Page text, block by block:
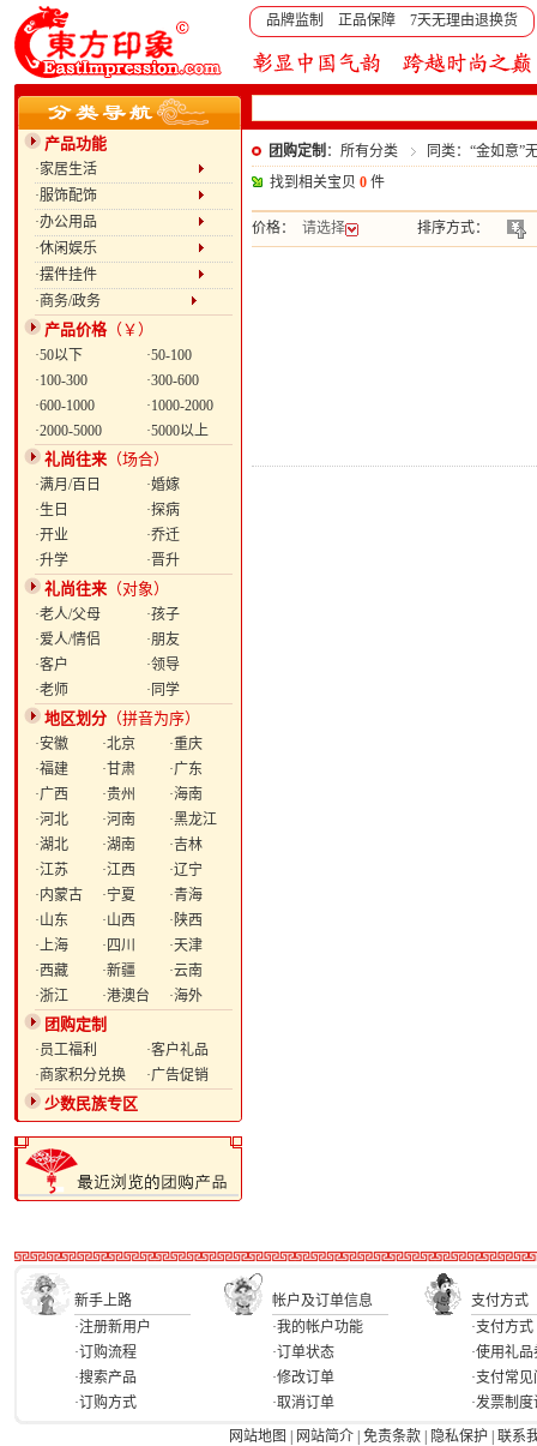
品牌监制 正品保障 7天无理由退换货
产品功能
·家居生活
·服饰配饰
·办公用品
·休闲娱乐
·摆件挂件
·商务/政务
产品价格（￥）
·50以下
·50-100
·100-300
·300-600
·600-1000
·1000-2000
·2000-5000
·5000以上
礼尚往来 （场合）
·满月/百日
·婚嫁
·生日
·探病
·开业
·乔迁
·升学
·晋升
礼尚往来 （对象）
·老人/父母
·孩子
·爱人/情侣
·朋友
·客户
·领导
·老师
·同学
地区划分 （拼音为序）
·安徽 ·北京
·重庆
·福建
·甘肃
·广东
·广西
·贵州
·海南
·河北
·河南
·黑龙江
·湖北
·湖南
·吉林
·江苏
·江西
·辽宁
·内蒙古
·宁夏
·青海
·山东
·山西
·陕西
·上海
·四川
·天津
·西藏
·新疆
·云南
·浙江
·港澳台 ·海外
团购定制
·员工福利
·客户礼品
·商家积分兑换
·广告促销
少数民族专区
团购定制 ：所有分类
同类：“金如意”
找到相关宝贝 0 件
价格： 请选择 排序方式：
新手上路 帐户及订单信息
支付方式
·注册新用户
·订购流程
·搜索产品
·订购方式
·我的帐户功能
·订单状态
·修改订单
·取消订单
·支付方式
·使用礼品
·支付常
·发票制
网站地图
网站简介 免责条款 隐私保护
联系